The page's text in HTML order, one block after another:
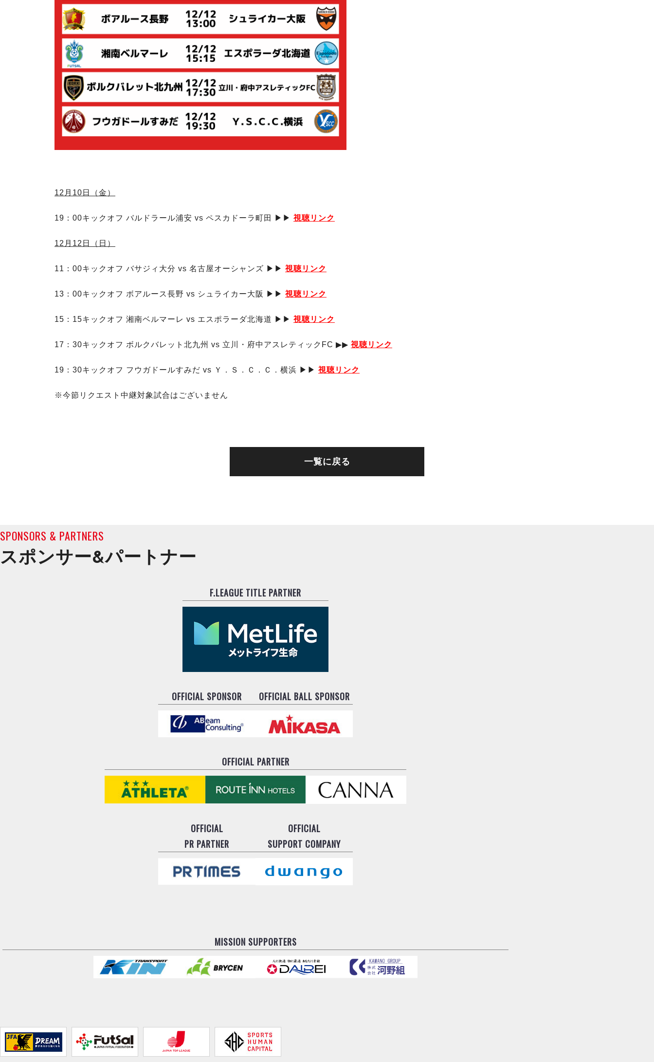
12月10日（金）
19：00キックオフ バルドラール浦安 vs ペスカドーラ町田 ▶▶ 視聴リンク
12月12日（日）
11：00キックオフ バサジィ大分 vs 名古屋オーシャンズ ▶▶ 視聴リンク
13：00キックオフ ボアルース長野 vs シュライカー大阪 ▶▶ 視聴リンク
15：15キックオフ 湘南ベルマーレ vs エスポラーダ北海道 ▶▶ 視聴リンク
17：30キックオフ ボルクバレット北九州 vs 立川・府中アスレティックFC ▶▶ 視聴リンク
19：30キックオフ フウガドールすみだ vs Ｙ．Ｓ．Ｃ．Ｃ．横浜 ▶▶ 視聴リンク
※今節リクエスト中継対象試合はございません
一覧に戻る
SPONSORS & PARTNERS
スポンサー&パートナー
F.LEAGUE TITLE PARTNER
OFFICIAL SPONSOR OFFICIAL BALL SPONSOR
OFFICIAL PARTNER
OFFICIAL
PR PARTNER
OFFICIAL
SUPPORT COMPANY
MISSION SUPPORTERS